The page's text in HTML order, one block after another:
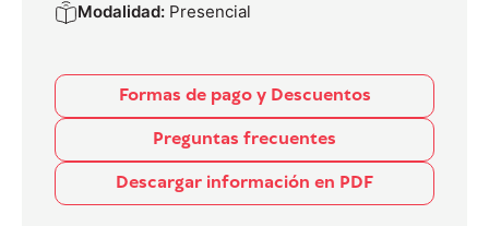
Modalidad: Presencial
Formas de pago y Descuentos
Preguntas frecuentes
Descargar información en PDF